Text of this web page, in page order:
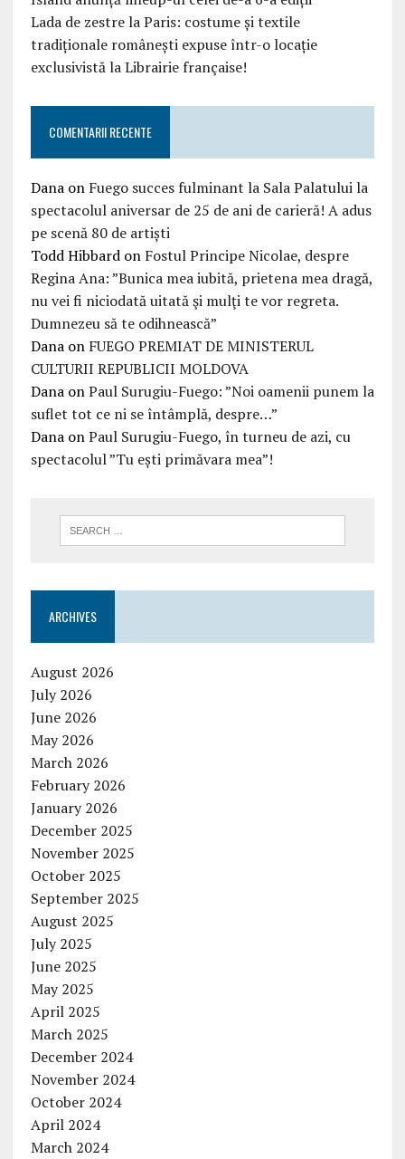
Lada de zestre la Paris: costume și textile
tradiționale românești expuse într-o locație
exclusivistă la Librairie française!
COMENTARII RECENTE
Danaon Fuego succes fulminant la Sala Palatului la
spectacolul aniversar de 25 de ani de carieră! A adus
pe scenă 80 de artiști
Todd Hibbardon Fostul Principe Nicolae, despre
Regina Ana: ”Bunica mea iubită, prietena mea dragă,
nu vei fi niciodată uitată şi mulţi te vor regreta.
Dumnezeu să te odihnească”
Danaon FUEGO PREMIAT DE MINISTERUL
CULTURII REPUBLICII MOLDOVA
DanaonPaul Surugiu-Fuego: ”Noi oamenii punem la
suflet tot ce ni se întâmplă, despre…”
DanaonPaul Surugiu-Fuego, în turneu de azi, cu
spectacolul ”Tu ești primăvara mea”!
ARCHIVES
August 2026
July 2026
June 2026
May 2026
March 2026
February 2026
January 2026
December 2025
November 2025
October 2025
September 2025
August 2025
July 2025
June 2025
May 2025
April 2025
March 2025
December 2024
November 2024
October 2024
April 2024
March 2024